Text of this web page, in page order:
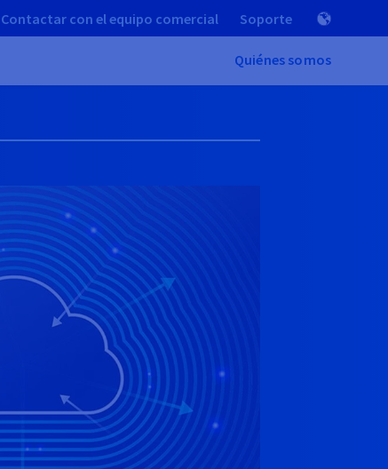
Contactar con el equipo comercial Soporte
Quiénes somos